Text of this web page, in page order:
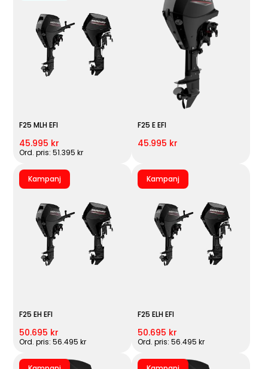
F25 MLH EFI
45.995 kr
Ord. pris: 51.395 kr
F25 E EFI
45.995 kr
Kampanj
F25 EH EFI
50.695 kr
Ord. pris: 56.495 kr
Kampanj
F25 ELH EFI
50.695 kr
Ord. pris: 56.495 kr